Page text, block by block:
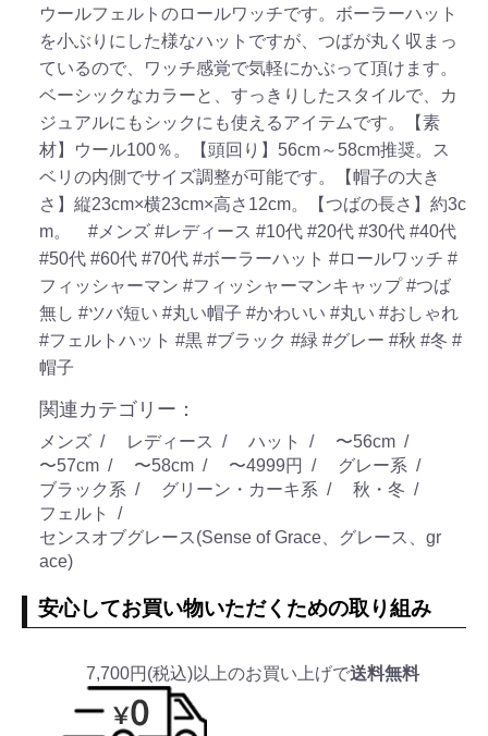
ウールフェルトのロールワッチです。ボーラーハット
を小ぶりにした様なハットですが、つばが丸く収まっ
ているので、ワッチ感覚で気軽にかぶって頂けます。
ベーシックなカラーと、すっきりしたスタイルで、カ
ジュアルにもシックにも使えるアイテムです。【素
材】ウール100％。【頭回り】56cm～58cm推奨。ス
ベリの内側でサイズ調整が可能です。【帽子の大き
さ】縦23cm×横23cm×高さ12cm。【つばの長さ】約3c
m。 #メンズ #レディース #10代 #20代 #30代 #40代
#50代 #60代 #70代 #ボーラーハット #ロールワッチ #
フィッシャーマン #フィッシャーマンキャップ#つば
無し #ツバ短い #丸い帽子 #かわいい #丸い #おしゃれ
#フェルトハット #黒 #ブラック #緑 #グレー #秋 #冬 #
帽子
関連カテゴリー：
メンズ レディース ハット
〜56cm
〜57cm
〜58cm 〜4999円
グレー系
ブラック系
グリーン・カーキ系
秋・冬
フェルト
センスオブグレース(Sense of Grace、グレース、gr
ace)
安心してお買い物いただくための取り組み
7,700円(税込)以上のお買い上げで送料無料